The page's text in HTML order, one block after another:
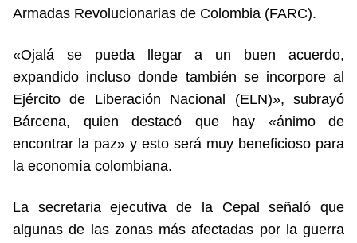
Armadas Revolucionarias de Colombia (FARC).
«Ojalá se pueda llegar a un buen acuerdo,
expandido incluso donde también se incorpore al
Ejército de Liberación Nacional (ELN)», subrayó
Bárcena, quien destacó que hay «ánimo de
encontrar la paz» y esto será muy beneficioso para
la economía colombiana.
La secretaria ejecutiva de la Cepal señaló que
algunas de las zonas más afectadas por la guerra